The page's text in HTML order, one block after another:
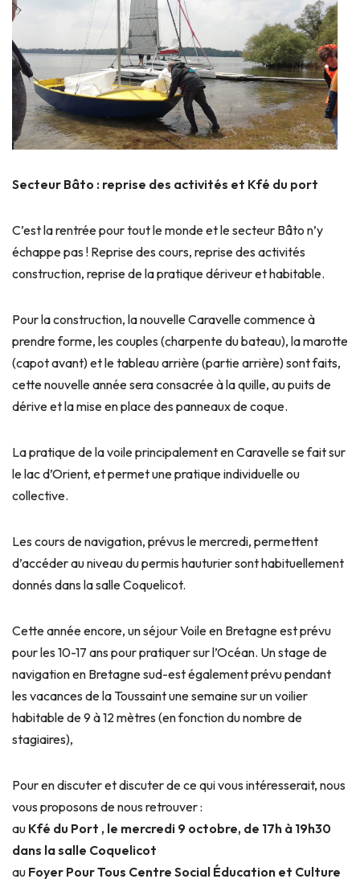
Secteur Bâto : reprise des activités et Kfé du port
C’est la rentrée pour tout le monde et le secteur Bâto n’y
échappe pas ! Reprise des cours, reprise des activités
construction, reprise de la pratique dériveur et habitable.
Pour la construction, la nouvelle Caravelle commence à
prendre forme, les couples (charpente du bateau), la marotte
(capot avant) et le tableau arrière (partie arrière) sont faits,
cette nouvelle année sera consacrée à la quille, au puits de
dérive et la mise en place des panneaux de coque.
La pratique de la voile principalement en Caravelle se fait sur
le lac d’Orient, et permet une pratique individuelle ou
collective.
Les cours de navigation, prévus le mercredi, permettent
d’accéder au niveau du permis hauturier sont habituellement
donnés dans la salle Coquelicot.
Cette année encore, un séjour Voile en Bretagne est prévu
pour les 10-17 ans pour pratiquer sur l’Océan. Un stage de
navigation en Bretagne sud-est également prévu pendant
les vacances de la Toussaint une semaine sur un voilier
habitable de 9 à 12 mètres (en fonction du nombre de
stagiaires),
Pour en discuter et discuter de ce qui vous intéresserait, nous
vous proposons de nous retrouver :
au Kfé du Port , le mercredi 9 octobre, de 17h à 19h30
dans la salle Coquelicot
au Foyer Pour Tous Centre Social Éducation et Culture